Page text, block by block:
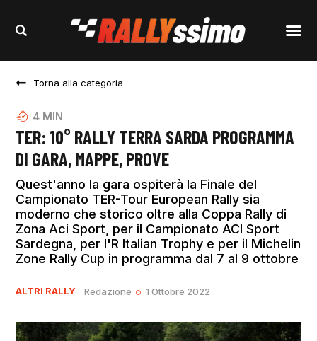
Torna alla categoria
4 MIN
TER: 10° RALLY TERRA SARDA PROGRAMMA
DI GARA, MAPPE, PROVE
Quest'anno la gara ospiterà la Finale del
Campionato TER-Tour European Rally sia
moderno che storico oltre alla Coppa Rally di
Zona Aci Sport, per il Campionato ACI Sport
Sardegna, per l'R Italian Trophy e per il Michelin
Zone Rally Cup in programma dal 7 al 9 ottobre
ALTRI RALLY Redazione 1 Ottobre 2022